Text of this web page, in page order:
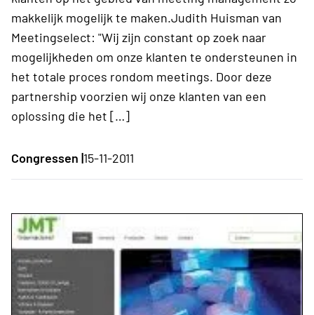
makkelijk mogelijk te maken.Judith Huisman van
Meetingselect: "Wij zijn constant op zoek naar
mogelijkheden om onze klanten te ondersteunen in
het totale proces rondom meetings. Door deze
partnership voorzien wij onze klanten van een
oplossing die het […]
Congressen |15-11-2011